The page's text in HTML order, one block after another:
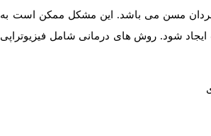
و مردان مسن می باشد. این مشکل ممکن است به
شود. روش های درمانی شامل فیزیوتراپی